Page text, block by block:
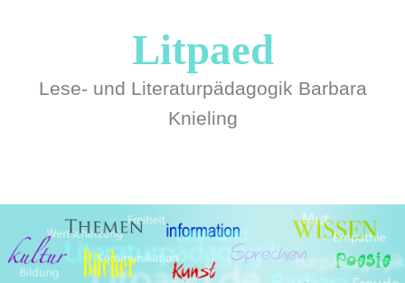
Litpaed
Lese- und Literaturpädagogik Barbara
Knieling